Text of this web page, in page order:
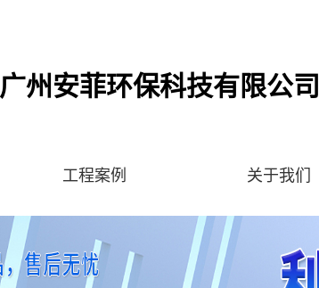
广州安菲环保科技有限公司
工程案例 关于我们